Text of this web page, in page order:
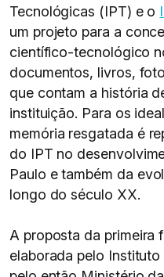
Tecnológicas (IPT) e o
um projeto para a
científico-tecnológico
documentos, livros,
que contam a história
instituição. Para os
memória resgatada é
do IPT no
Paulo e também da
longo do século XX.
A proposta da primeira
elaborada pelo